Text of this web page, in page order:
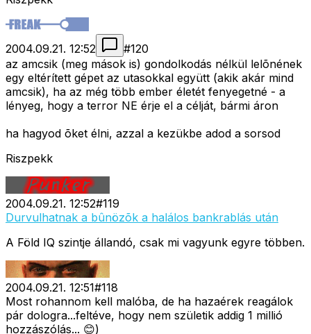
2004.09.21. 12:52 #120
az amcsik (meg mások is) gondolkodás nélkül lelõnének
egy eltérített gépet az utasokkal együtt (akik akár mind
amcsik), ha az még több ember életét fenyegetné - a
lényeg, hogy a terror NE érje el a célját, bármi áron
ha hagyod õket élni, azzal a kezükbe adod a sorsod
Riszpekk
2004.09.21. 12:52#119
Durvulhatnak a bûnözõk a halálos bankrablás után
A Föld IQ szintje állandó, csak mi vagyunk egyre többen.
2004.09.21. 12:51#118
Most rohannom kell malóba, de ha hazaérek reagálok
pár dologra...feltéve, hogy nem születik addig 1 millió
hozzászólás... 😊)